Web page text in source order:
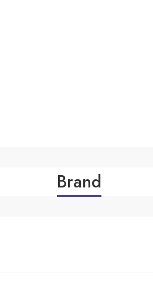
Brand